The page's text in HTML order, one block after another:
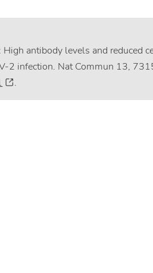
High antibody levels and reduced
2 infection. Nat Commun 13,
.